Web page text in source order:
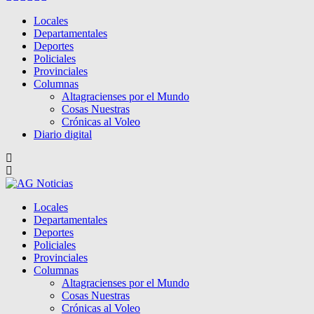
Locales
Departamentales
Deportes
Policiales
Provinciales
Columnas
Altagracienses por el Mundo
Cosas Nuestras
Crónicas al Voleo
Diario digital
Locales
Departamentales
Deportes
Policiales
Provinciales
Columnas
Altagracienses por el Mundo
Cosas Nuestras
Crónicas al Voleo